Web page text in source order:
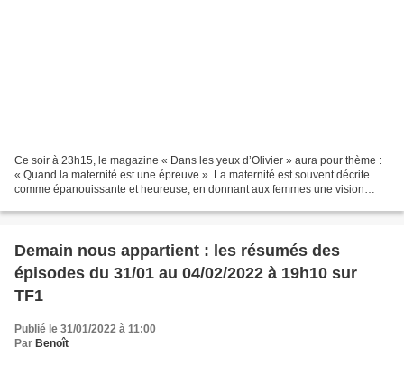
Ce soir à 23h15, le magazine « Dans les yeux d’Olivier » aura pour thème :
« Quand la maternité est une épreuve ». La maternité est souvent décrite
comme épanouissante et heureuse, en donnant aux femmes une vision
Demain nous appartient : les résumés des
épisodes du 31/01 au 04/02/2022 à 19h10 sur
TF1
Publié le 31/01/2022 à 11:00
Par Benoît